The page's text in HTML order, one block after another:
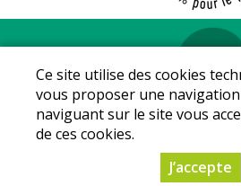
des données personnelles
© Copyright 2024 - LE
réservés - Conception :
Ce site utilise des cookies
vous proposer une
naviguant sur le site vous
de ces cookies.
J’accepte